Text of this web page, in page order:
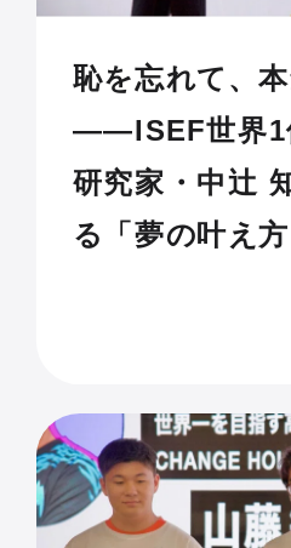
恥を忘れて、
——ISEF世界1
研究家・中辻
る「夢の叶え